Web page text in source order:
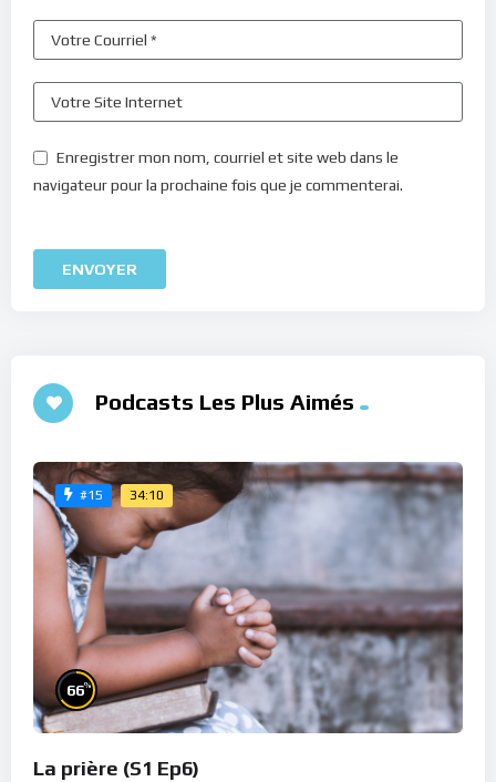
Enregistrer mon nom, courriel et site web dans le
navigateur pour la prochaine fois que je commenterai.
Podcasts Les Plus Aimés
#15 34:10
66%
La prière (S1 Ep6)